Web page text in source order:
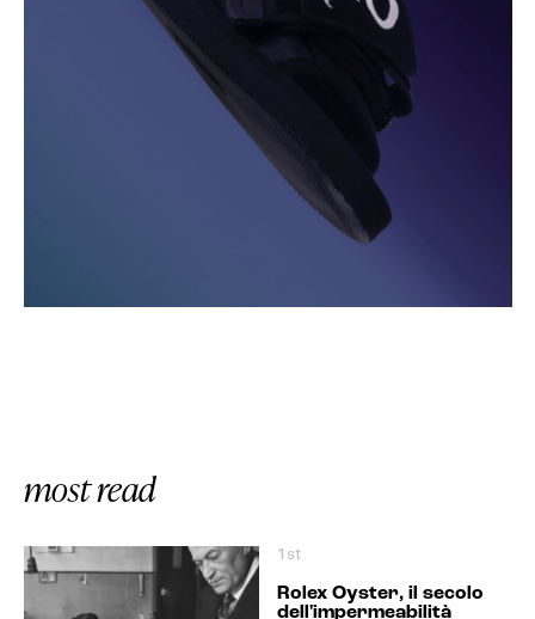
most read
1st
Rolex Oyster, il secolo
dell'impermeabilità